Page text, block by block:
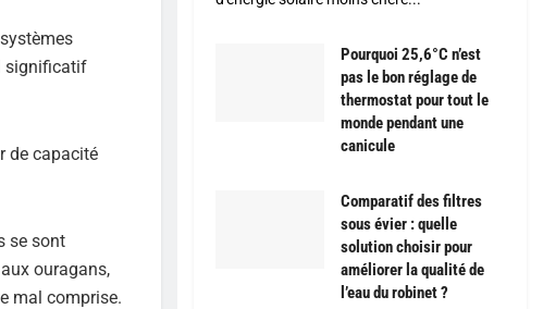
significatif
de capacité
se sont
ouragans,
mal comprise.
Pourquoi 25,6°C n’est
pas le bon réglage de
thermostat pour tout le
monde pendant une
canicule
Comparatif des filtres
sous évier : quelle
solution choisir pour
améliorer la qualité de
l’eau du robinet ?